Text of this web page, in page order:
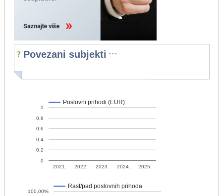
Povezani subjekti ...
Poslovni prihodi (EUR)
2021. 2022. 2023. 2024. 2025.
0
0,2
0,4
0,6
0,8
1
Rast/pad poslovnih prihoda
100,00%